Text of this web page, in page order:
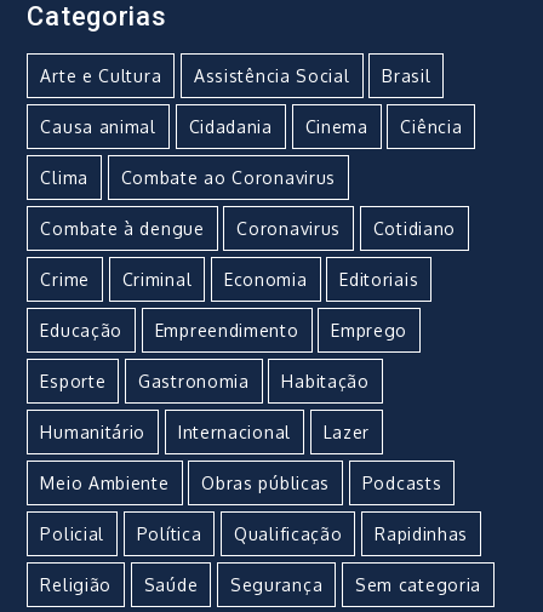
Categorias
Arte e Cultura Assistência Social Brasil
Causa animal Cidadania Cinema Ciência
Clima Combate ao Coronavirus
Combate à dengue Coronavirus Cotidiano
Crime Criminal Economia Editoriais
Educação Empreendimento Emprego
Esporte Gastronomia Habitação
Humanitário Internacional Lazer
Meio Ambiente Obras públicas Podcasts
Policial Política Qualificação Rapidinhas
Religião Saúde Segurança Sem categoria